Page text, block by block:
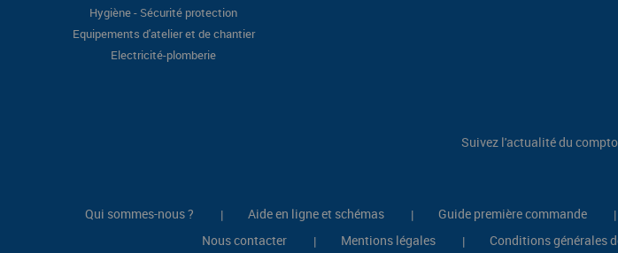
Hygiène - Sécurité protection
Equipements d'atelier et de chantier
Electricité-plomberie
Suivez l'actualité du
Qui sommes-nous ? | Aide en ligne et schémas | Guide première commande |
Nous contacter
| Mentions légales | Conditions générales